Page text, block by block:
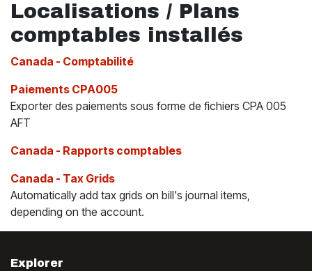
Localisations / Plans
comptables installés
Canada - Comptabilité
Paiements CPA005
Exporter des paiements sous forme de fichiers CPA 005
AFT
Canada - Rapports comptables
Canada - Tax Grids
Automatically add tax grids on bill's journal items,
depending on the account.
Explorer